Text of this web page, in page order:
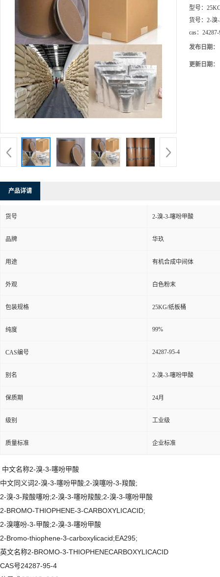
型号：
货号： 2-溴
cas：
发布日期：
更新日期：
产品详请
货号 2-溴-3-噻吩甲酸
品牌 华玖
用途 有机合成中间体
外观 白色粉末
包装规格 25KG/纸板桶
纯度 99%
CAS编号 24287-95-4
别名 2-溴-3-噻吩甲酸
保质期 24月
级别 工业级
质量标准 企业标准
中文名称2-溴-3-噻吩甲酸
中文同义词2-溴-3-噻吩甲酸;2-溴噻吩-3-羧酸;
2-溴-3-羧酸噻吩;2-溴-3-噻吩羧酸;2-溴-3-噻吩甲酸
2-BROMO-THIOPHENE-3-CARBOXYLICACID;
2-溴噻吩-3-甲酸;2-溴-3-噻吩甲酸
2-Bromo-thiophene-3-carboxylicacid;EA295;
英文名称2-BROMO-3-THIOPHENECARBOXYLICACID
CAS号24287-95-4